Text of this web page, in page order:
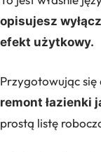
opisujesz
efekt użytkowy.
Przygotowując
remont łazienki
prostą listę